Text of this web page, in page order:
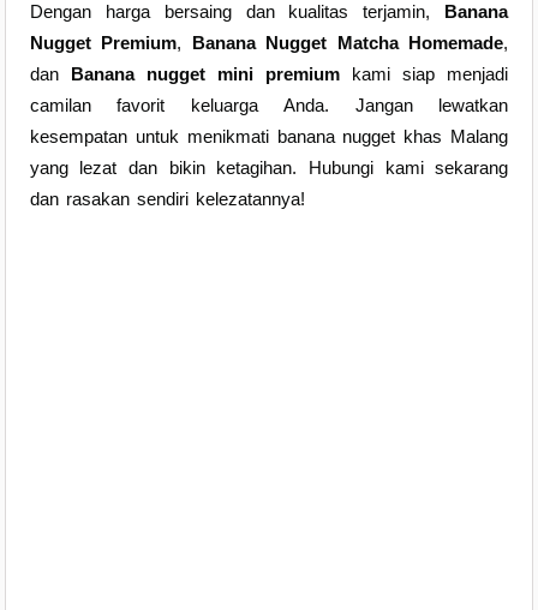
Dengan harga bersaing dan kualitas terjamin, Banana
Nugget Premium, Banana Nugget Matcha Homemade,
dan Banana nugget mini premium kami siap menjadi
camilan favorit keluarga Anda. Jangan lewatkan
kesempatan untuk menikmati banana nugget khas Malang
yang lezat dan bikin ketagihan. Hubungi kami sekarang
dan rasakan sendiri kelezatannya!